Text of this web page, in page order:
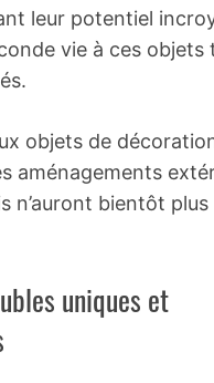
leur potentiel
vie à ces objets
objets de
aménagements
n’auront bientôt
uniques et